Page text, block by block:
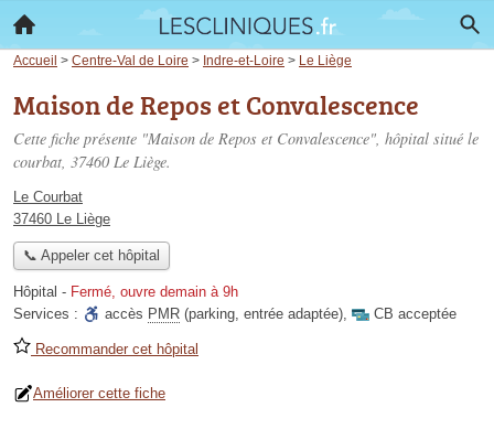
Accueil > Centre-Val de Loire > Indre-et-Loire > Le Liège
Maison de Repos et Convalescence
Cette fiche présente "Maison de Repos et Convalescence", hôpital situé le
courbat, 37460 Le Liège.
Le Courbat
37460 Le Liège
📞 Appeler cet hôpital
Hôpital - Fermé, ouvre demain à 9h
Services :
accès PMR (parking, entrée adaptée), CB acceptée
Recommander cet hôpital
Améliorer cette fiche